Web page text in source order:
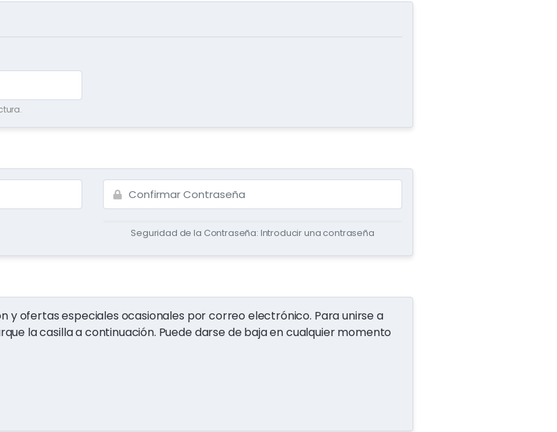
Seguridad de la Contraseña: Introducir una contraseña
y ofertas especiales ocasionales por correo electrónico. Para unirse a
la casilla a continuación. Puede darse de baja en cualquier momento